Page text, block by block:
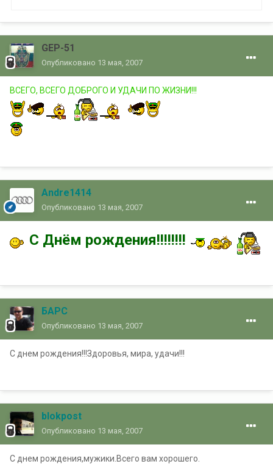
GEP-51
Опубликовано 13 мая, 2007
ВСЕГО, ВСЕГО ДОБРОГО И УДАЧИ ПО ЖИЗНИ!!!
Andre1414
Опубликовано 13 мая, 2007
С Днём рождения!!!!!!!!
БАРС
Опубликовано 13 мая, 2007
С днем рождения!!!Здоровья, мира, удачи!!!
blokpost
Опубликовано 13 мая, 2007
С днем рождения,мужики.Всего вам хорошего.